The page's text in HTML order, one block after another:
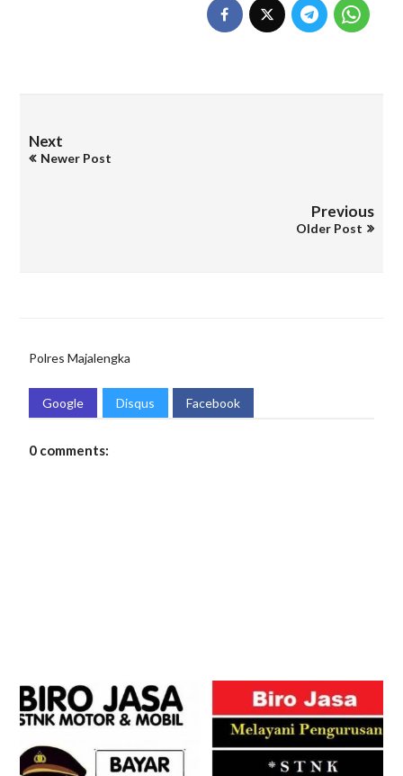
Next
Newer Post
Previous
Older Post
Polres Majalengka
Google Disqus Facebook
0 comments: